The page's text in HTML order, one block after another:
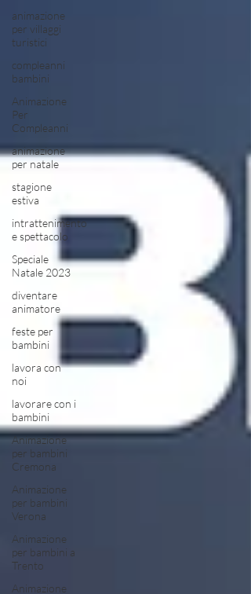
animazione
per villaggi
turistici
compleanni
bambini
Animazione
Per
Compleanni
animazione
per natale
stagione
estiva
intrattenimento
e spettacolo
Speciale
Natale 2023
diventare
animatore
feste per
bambini
lavora con
noi
lavorare con i
bambini
Animazione
per bambini
Cremona
Animazione
per bambini
Verona
Animazione
per bambini a
Trento
Animazione